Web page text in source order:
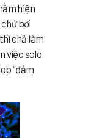
hiện
bơi
chả làm
việc solo
“đảm